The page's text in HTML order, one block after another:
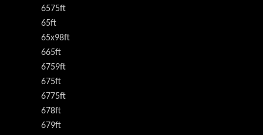
6575ft
65ft
65x98ft
665ft
6759ft
675ft
6775ft
678ft
679ft